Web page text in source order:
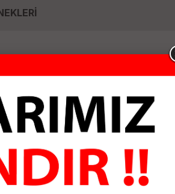
içine telefonunuzu sabitlemek için
sayesinde, telefonunuzu
telefonunuzu güvenli ve